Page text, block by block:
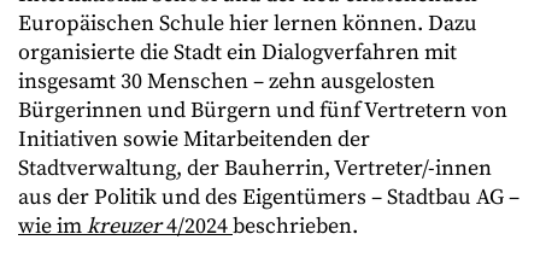
Europäischen Schule hier lernen können. Dazu
organisierte die Stadt ein Dialogverfahren mit
insgesamt 30 Menschen – zehn ausgelosten
Bürgerinnen und Bürgern und fünf Vertretern von
Initiativen sowie Mitarbeitenden der
Stadtverwaltung, der Bauherrin, Vertreter/-innen
aus der Politik und des Eigentümers – Stadtbau AG –
wie imkreuzer4/2024beschrieben.